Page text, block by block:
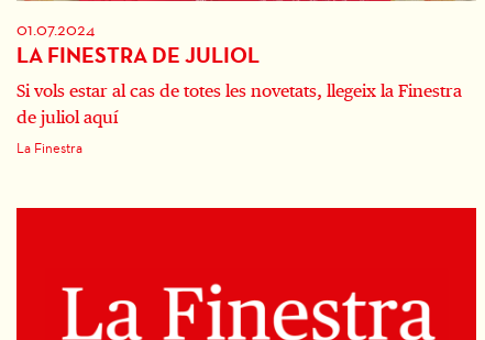
01.07.2024
LA FINESTRA DE JULIOL
Si vols estar al cas de totes les novetats, llegeix la Finestra
de juliol aquí
La Finestra